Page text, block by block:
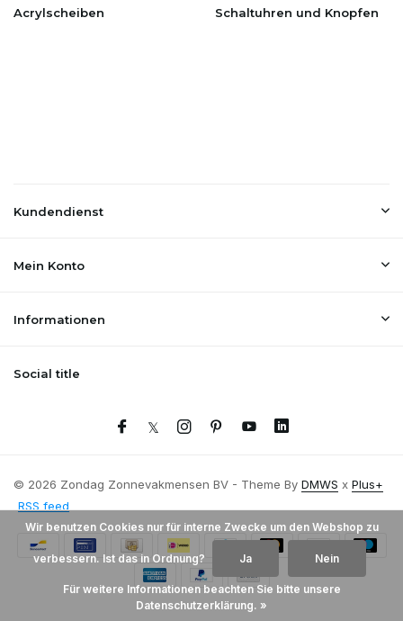
Acrylscheiben Schaltuhren und Knopfen
Kundendienst
Mein Konto
Informationen
Social title
© 2026 Zondag Zonnevakmensen BV - Theme By DMWS x Plus+
RSS feed
Wir benutzen Cookies nur für interne Zwecke um den Webshop zu
verbessern. Ist das in Ordnung? Ja Nein
Für weitere Informationen beachten Sie bitte unsere
Datenschutzerklärung. »